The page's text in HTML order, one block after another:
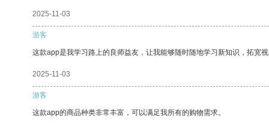
2025-11-03
游客
这款app是我学习路上的良师益友，让我能够随时随地学习新知识，拓宽
2025-11-03
游客
这款app的商品种类非常丰富，可以满足我所有的购物需求。